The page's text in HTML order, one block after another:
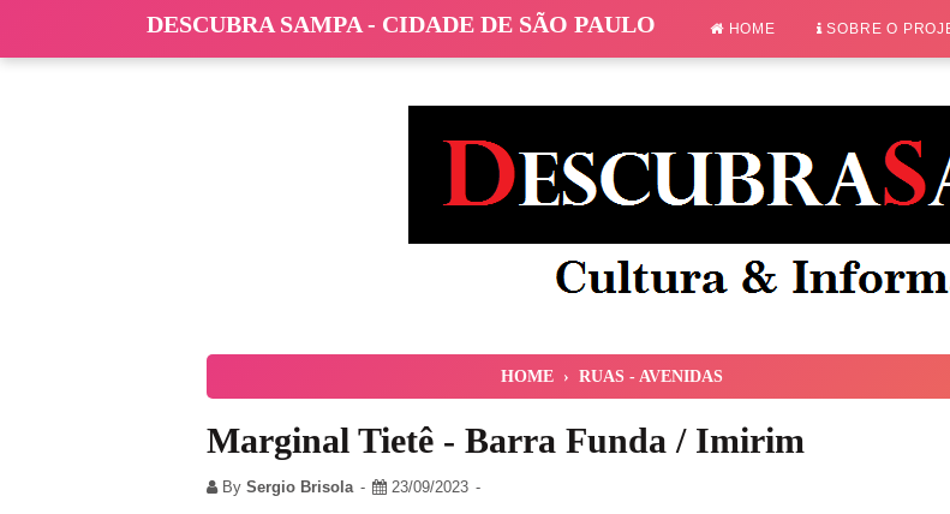
DESCUBRA SAMPA - CIDADE DE SÃO PAULO HOME SOBRE O
HOME › RUAS - AVENIDAS
Marginal Tietê - Barra Funda / Imirim
By Sergio Brisola 23/09/2023